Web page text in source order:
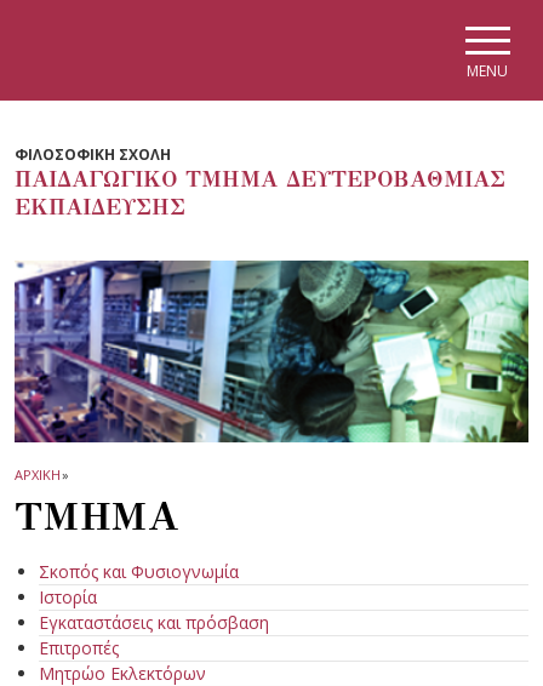
MENU
ΦΙΛΟΣΟΦΙΚΗ ΣΧΟΛΗ
ΠΑΙΔΑΓΩΓΙΚΟ ΤΜΗΜΑ ΔΕΥΤΕΡΟΒΑΘΜΙΑΣ
ΕΚΠΑΙΔΕΥΣΗΣ
ΑΡΧΙΚΗ»
ΤΜΗΜΑ
Σκοπός και Φυσιογνωμία
Ιστορία
Εγκαταστάσεις και πρόσβαση
Επιτροπές
Μητρώο Εκλεκτόρων